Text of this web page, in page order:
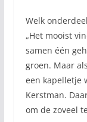
Welk
„Het mooist
samen één
groen. Maar
een kapelletje
Kerstman.
om de zoveel